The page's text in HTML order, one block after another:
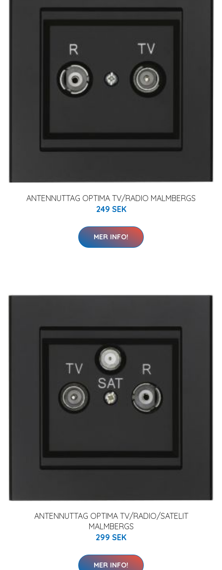
ANTENNUTTAG OPTIMA TV/RADIO MALMBERGS
249 SEK
MER INFO!
ANTENNUTTAG OPTIMA TV/RADIO/SATELIT
MALMBERGS
299 SEK
MER INFO!